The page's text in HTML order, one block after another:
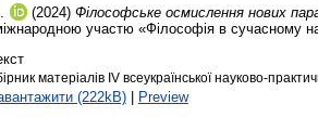
(2024) Філософське осмислення нових
участю «Філософія в сучасному
матеріалів ІV всеукраїнської науково-
(222kB)| Preview